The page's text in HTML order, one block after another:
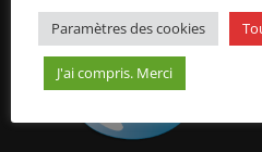
Paramètres des cookies
J'ai compris. Merci